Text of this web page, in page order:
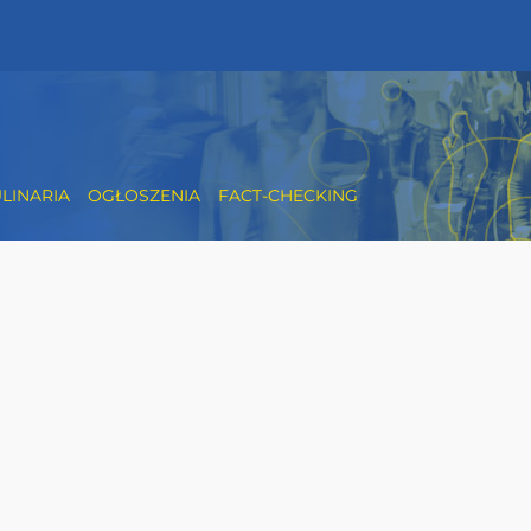
OGŁOSZENIA FACT-CHECKING